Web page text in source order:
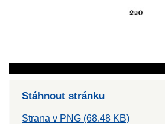
Stáhnout stránku
Strana v PNG (68.48 KB)